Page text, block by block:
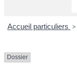
Accueil particuliers >
Dossier